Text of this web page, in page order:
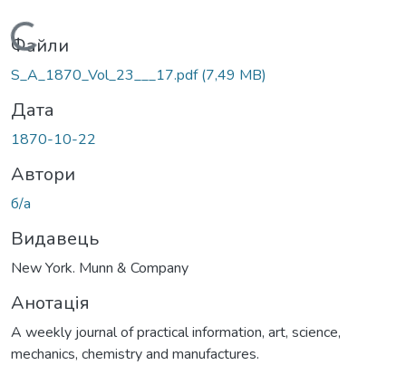
Вантажиться...
Файли
S_A_1870_Vol_23___17.pdf(7,49 MB)
Дата
1870-10-22
Автори
б/а
Видавець
New York. Munn & Company
Анотація
A weekly journal of practical information, art, science,
mechanics, chemistry and manufactures.